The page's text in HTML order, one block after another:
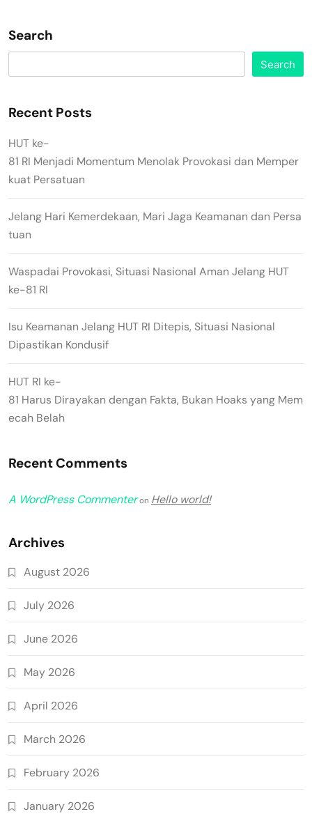
Search
Search
Recent Posts
HUT ke-
81 RI Menjadi Momentum Menolak Provokasi dan Memper
kuat Persatuan
Jelang Hari Kemerdekaan, Mari Jaga Keamanan dan Persa
tuan
Waspadai Provokasi, Situasi Nasional Aman Jelang HUT
ke-81 RI
Isu Keamanan Jelang HUT RI Ditepis, Situasi Nasional
Dipastikan Kondusif
HUT RI ke-
81 Harus Dirayakan dengan Fakta, Bukan Hoaks yang Mem
ecah Belah
Recent Comments
A WordPress Commenteron Hello world!
Archives
August 2026
July 2026
June 2026
May 2026
April 2026
March 2026
February 2026
January 2026